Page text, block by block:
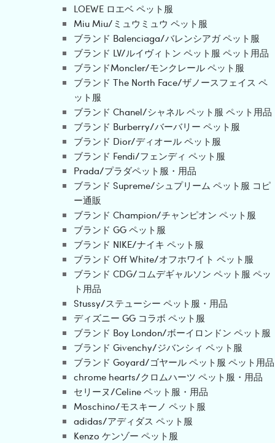
LOEWE ロエベ ペット服
Miu Miu/ミュウミュウ ペット服
ブランド Balenciaga/バレンシアガ ペット服
ブランド LV/ルイヴィトン ペット服 ペット用品
ブランドMoncler/モンクレール ペット服
ブランド The North Face/ザノースフェイス ペ
ット服
ブランド Chanel/シャネル ペット服 ペット用品
ブランド Burberry/バーバリー ペット服
ブランド Dior/ディオール ペット服
ブランド Fendi/フェンディ ペット服
Prada/プラダペット服・用品
ブランド Supreme/シュプリーム ペット服 コピ
ー通販
ブランド Champion/チャンピオン ペット服
ブランド GG ペット服
ブランド NIKE/ナイキ ペット服
ブランド Off White/オフホワイト ペット服
ブランド CDG/コムデギャルソン ペット服 ペッ
ト用品
Stussy/ステューシー ペット服・用品
ディズニー GG コラボ ペット服
ブランド Boy London/ボーイロンドン ペット服
ブランド Givenchy/ジバンシィ ペット服
ブランド Goyard/ゴヤール ペット服 ペット用品
chrome hearts/クロムハーツ ペット服・用品
セリーヌ/Celine ペット服・用品
Moschino/モスキーノ ペット服
adidas/アディダス ペット服
Kenzo ケンゾー ペット服